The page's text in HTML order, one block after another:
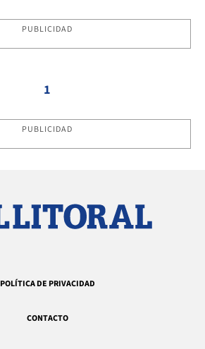
PUBLICIDAD
1
PUBLICIDAD
POLÍTICA DE PRIVACIDAD
CONTACTO